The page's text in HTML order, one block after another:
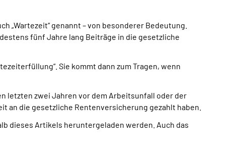
„Wartezeit“ genannt – von besonderer Bedeutung.
fünf Jahre lang Beiträge in die gesetzliche
Sie kommt dann zum Tragen, wenn
letzten zwei Jahren vor dem Arbeitsunfall oder der
die gesetzliche Rentenversicherung gezahlt haben.
dieses Artikels heruntergeladen werden. Auch das